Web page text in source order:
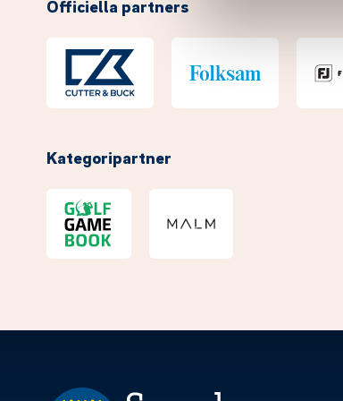
Officiella partners
Kategoripartner